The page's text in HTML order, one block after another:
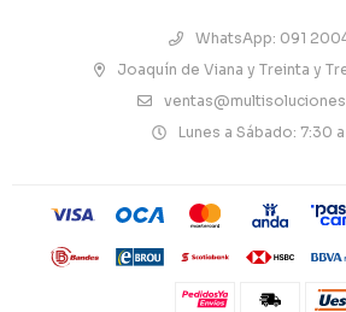
WhatsApp: 091
Joaquín de Viana y Treinta y
Lunes a Sábado: 7:30